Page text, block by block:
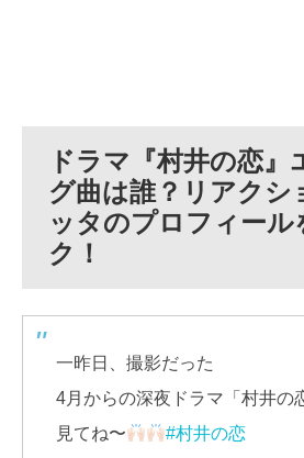
ドラマ『村井の恋』
グ曲は誰？リアクシ
ッタのプロフィール
ク！
一昨日、撮影だった
4月からの深夜ドラマ「村井の
見てね〜
#村井の恋